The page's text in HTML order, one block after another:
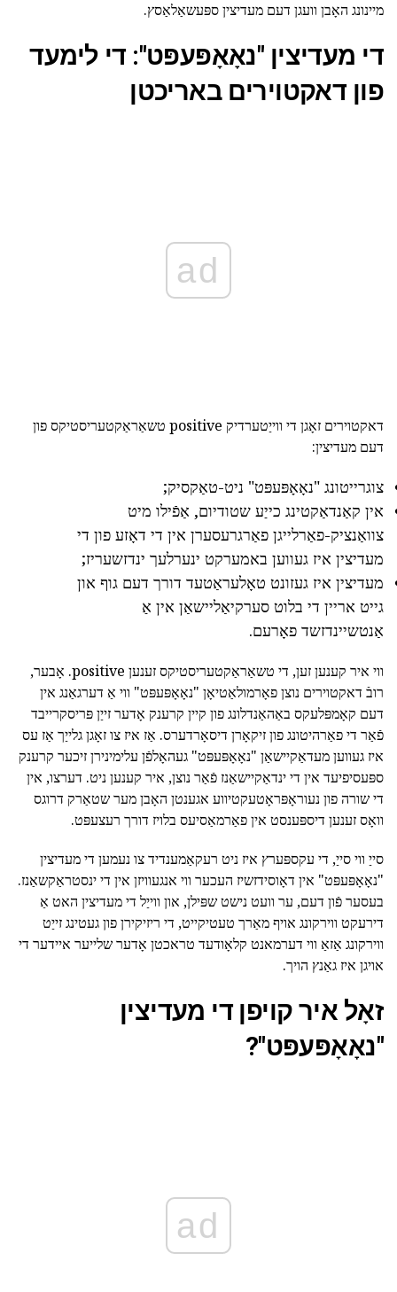
מיינונג האָבן וועגן דעם מעדיצין ספּעשאַלאַסץ.
די מעדיצין "נאָאָפּעפּט": די לימעד
פון דאקטוירים באריכטן
ad
דאקטוירים זאָגן די ווייַטערדיק positive טשאַראַקטעריסטיקס פון
דעם מעדיצין:
צוגרייטונג "נאָאָפּעפּט" ניט-טאַקסיק;
אין קאַנדאַקטינג כייַע שטודיום, אַפֿילו מיט
צוואַנציק-פאַרלייגן פאַרגרעסערן אין די דאָזע פון די
מעדיצין איז געווען באמערקט ינערלעך ינדזשעריז;
מעדיצין איז געזונט טאָלעראַטעד דורך דעם גוף און
גייט אריין די בלוט סערקיאַליישאַן אין אַ
אַנטשיינדזשד פאָרעם.
ווי איר קענען זען, די טשאַראַקטעריסטיקס זענען positive. אָבער,
רובֿ דאקטוירים נוצן פאָרמולאַטיאָן "נאָאָפּעפּט" ווי אַ דערגאַנג אין
דעם קאָמפּלעקס באַהאַנדלונג פון קיין קרענק אָדער זייַן פּריסקרייבד
פֿאַר די פאַרהיטונג פון זיקאָרן דיסאָרדערס. אַז איז צו זאָגן גלייַך אַז עס
איז געווען מעדאַקיישאַן "נאָאָפּעפּט" געהאָלפֿן עלימינירן זיכער קרענק
ספּעסיפיעד אין די ינדאַקיישאַנז פֿאַר נוצן, איר קענען ניט. דערצו, אין
די שורה פון נעוראָפּראָטעקטיווע אגענטן האָבן מער שטאַרק דרוגס
וואָס זענען דיספּענסט אין פאַרמאַסיעס בלויז דורך רעצעפּט.
סייַ ווי סייַ, די עקספּערץ איז ניט רעקאַמענדיד צו נעמען די מעדיצין
"נאָאָפּעפּט" אין דאָוסידזשיז העכער ווי אנגעוויזן אין די ינסטראַקשאַנז.
בעסער פֿון דעם, ער וועט נישט שפּילן, און ווייַל די מעדיצין האט אַ
דירעקט ווירקונג אויף מאַרך טעטיקייט, די ריזיקירן פון געטינג זייַט
ווירקונג אַזאַ ווי דערמאנט קלאָודעד טראכטן אָדער שלייער איידער די
אויגן איז גאַנץ הויך.
זאָל איר קויפן די מעדיצין
"נאָאָפּעפּט"?
ad